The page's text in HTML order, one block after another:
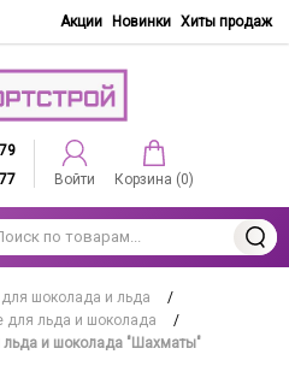
Акции Новинки Хиты продаж
Войти Корзина (0)
шоколада и льда
/
льда и шоколада
/
и шоколада "Шахматы"